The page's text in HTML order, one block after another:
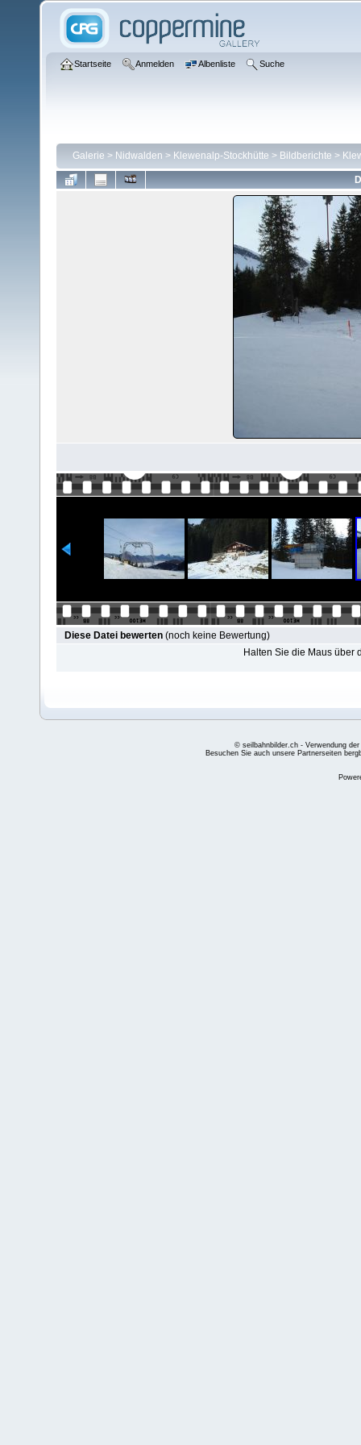
Startseite Anmelden Albenliste Suche
Galerie > Nidwalden > Klewenalp-Stockhütte > Bildberichte >
Diese Datei bewerten (noch keine Bewertung)
Halten Sie die Maus über
© seilbahnbilder.ch - Verwendung
Besuchen Sie auch unsere Partnerseiten